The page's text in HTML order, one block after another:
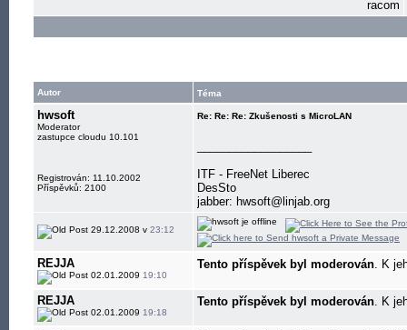
racom
Autor Téma
hwsoft
Moderator
zastupce cloudu 10.101
Registrován: 11.10.2002
Příspěvků: 2100
Re: Re: Re: Zkušenosti s MicroLAN
ITF - FreeNet Liberec
DesSto
jabber: hwsoft@linjab.org
29.12.2008 v 23:12
REJJA
02.01.2009 19:10
Tento příspěvek byl moderován. K
REJJA
02.01.2009 19:18
Tento příspěvek byl moderován. K